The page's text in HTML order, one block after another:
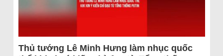
Thủ tướng Lê Minh Hưng làm nhục quốc